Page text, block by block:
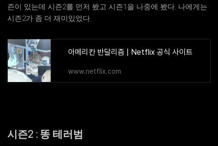
즌이 있는데 시즌2를 먼저 봤고 시즌1을 나중에 봤다. 나에게는
시즌2가 좀 더 재미있었다.
아메리칸 반달리즘 | Netflix 공식 사이트
www.netflix.com
시즌2 : 똥 테러범